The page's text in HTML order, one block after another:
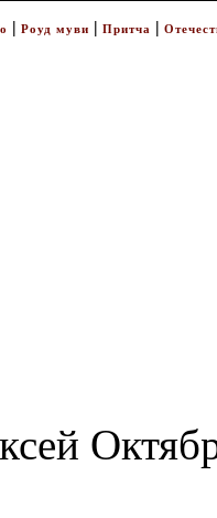
| Роуд муви | Притча |